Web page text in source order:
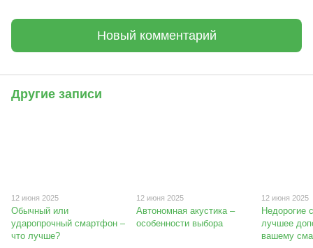
Новый комментарий
Другие записи
12 июня 2025
Обычный или
ударопрочный смартфон –
что лучше?
12 июня 2025
Автономная акустика –
особенности выбора
12 июня 2025
Недорогие
лучшее
вашему